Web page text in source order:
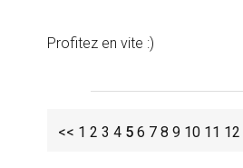
Profitez en vite :)
<< 1 2 3 4 5 6 7 8 9 10 11 12